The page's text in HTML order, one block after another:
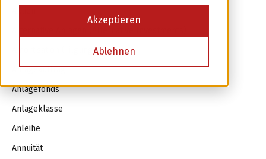
Akzeptieren
Ablehnen
Kreditnehmer werden
Amortisation (Tilgung)
Anlageauftrag
Anlagefonds
Anlageklasse
Anleihe
Annuität